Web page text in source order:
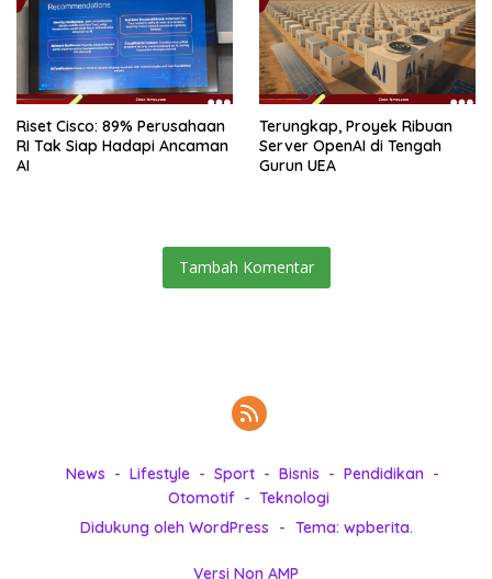
Riset Cisco: 89% Perusahaan
RI Tak Siap Hadapi Ancaman
AI
Terungkap, Proyek Ribuan
Server OpenAI di Tengah
Gurun UEA
Tambah Komentar
News Lifestyle Sport Bisnis
Pendidikan
Otomotif
Teknologi
Didukung oleh WordPress
- Tema: wpberita.
Versi Non AMP